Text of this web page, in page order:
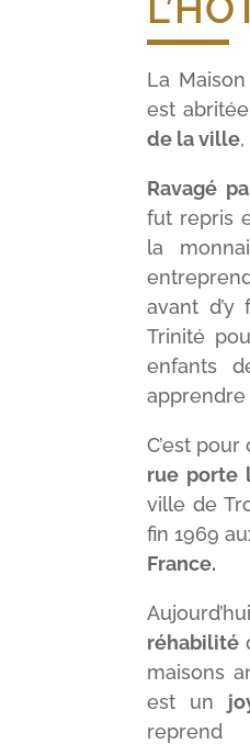
La
est
de la ville
Ravagé
fut repris
la
avant d’y
Trinité
enfants
apprendre
C’est
rue porte
ville de
fin 1969
France.
réhabilité
maisons
est un